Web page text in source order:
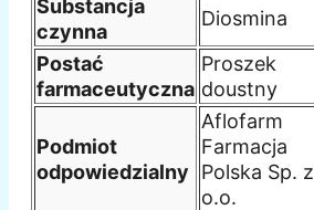
Substancja
czynna
Diosmina
Postać
farmaceutyczna
Proszek
doustny
Podmiot
odpowiedzialny
Aflofarm
Farmacja
Polska Sp. z
o.o.